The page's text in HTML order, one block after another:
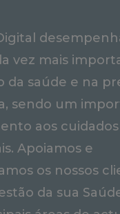
vez mais
da saúde e na
sendo um
aos
Apoiamos e
os nossos
da sua